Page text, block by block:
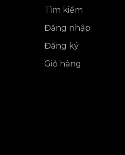
Tìm kiếm
Đăng nhập
Đăng ký
Giỏ hàng